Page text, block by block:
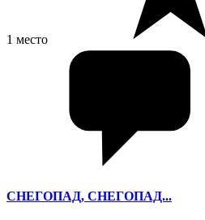
1 место
СНЕГОПАД, СНЕГОПАД...